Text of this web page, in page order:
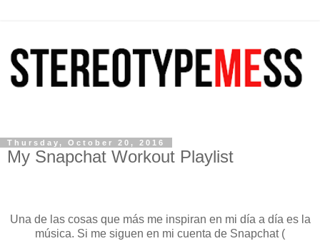
Thursday, October 20, 2016
My Snapchat Workout Playlist
Una de las cosas que más me inspiran en mi día a día es la
música. Si me siguen en mi cuenta de Snapchat (